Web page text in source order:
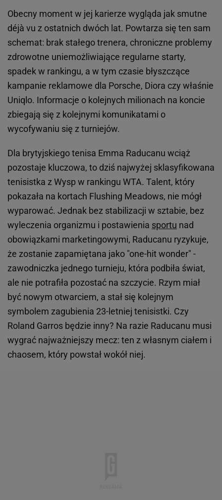
Obecny moment w jej karierze wygląda jak smutne
déjà vu z ostatnich dwóch lat. Powtarza się ten sam
schemat: brak stałego trenera, chroniczne problemy
zdrowotne uniemożliwiające regularne starty,
spadek w rankingu, a w tym czasie błyszczące
kampanie reklamowe dla Porsche, Diora czy właśnie
Uniqlo. Informacje o kolejnych milionach na koncie
zbiegają się z kolejnymi komunikatami o
wycofywaniu się z turniejów.
Dla brytyjskiego tenisa Emma Raducanu wciąż
pozostaje kluczowa, to dziś najwyżej sklasyfikowana
tenisistka z Wysp w rankingu WTA. Talent, który
pokazała na kortach Flushing Meadows, nie mógł
wyparować. Jednak bez stabilizacji w sztabie, bez
wyleczenia organizmu i postawienia sportu nad
obowiązkami marketingowymi, Raducanu ryzykuje,
że zostanie zapamiętana jako "one-hit wonder" -
zawodniczka jednego turnieju, która podbiła świat,
ale nie potrafiła pozostać na szczycie. Rzym miał
być nowym otwarciem, a stał się kolejnym
symbolem zagubienia 23-letniej tenisistki. Czy
Roland Garros będzie inny? Na razie Raducanu musi
wygrać najważniejszy mecz: ten z własnym ciałem i
chaosem, który powstał wokół niej.